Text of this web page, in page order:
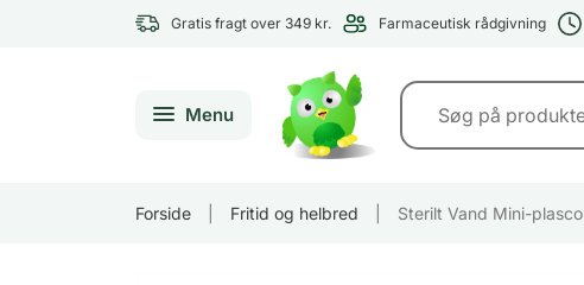
Gratis fragt over 349 kr. Farmaceutisk rådgivning
Menu
Forside Fritid og helbred Sterilt Vand Mini-plasco